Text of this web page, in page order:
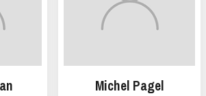
Michel Pagel